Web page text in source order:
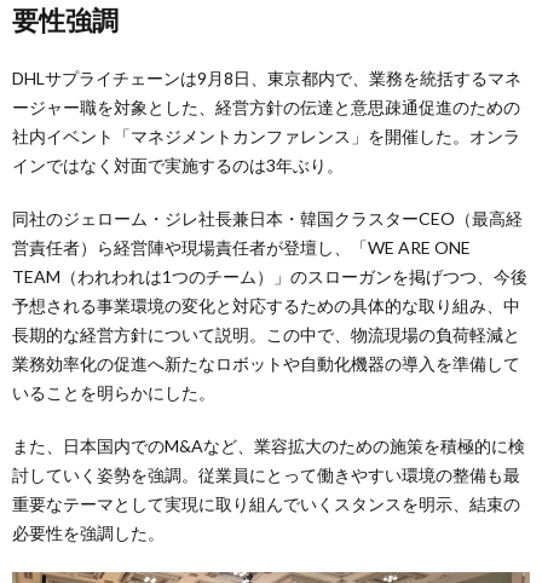
要性強調
DHLサプライチェーンは9月8日、東京都内で、業務を統括するマネ
ージャー職を対象とした、経営方針の伝達と意思疎通促進のための
社内イベント「マネジメントカンファレンス」を開催した。オンラ
インではなく対面で実施するのは3年ぶり。
同社のジェローム・ジレ社長兼日本・韓国クラスターCEO（最高経
営責任者）ら経営陣や現場責任者が登壇し、「WE ARE ONE
TEAM（われわれは1つのチーム）」のスローガンを掲げつつ、今後
予想される事業環境の変化と対応するための具体的な取り組み、中
長期的な経営方針について説明。この中で、物流現場の負荷軽減と
業務効率化の促進へ新たなロボットや自動化機器の導入を準備して
いることを明らかにした。
また、日本国内でのM&Aなど、業容拡大のための施策を積極的に検
討していく姿勢を強調。従業員にとって働きやすい環境の整備も最
重要なテーマとして実現に取り組んでいくスタンスを明示、結束の
必要性を強調した。